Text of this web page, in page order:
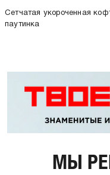
Сетчатая укороченная
паутинка
МЫ